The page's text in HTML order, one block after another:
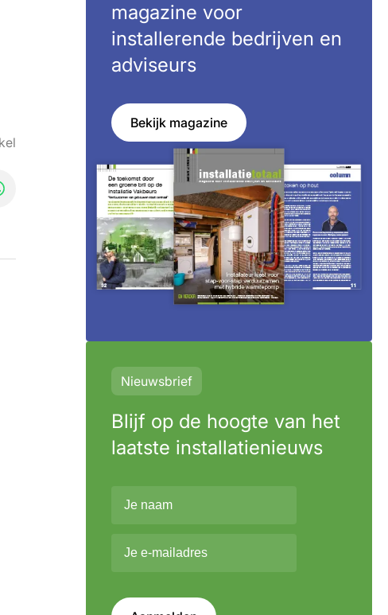
magazine voor
installerende bedrijven en
adviseurs
Bekijk magazine
Nieuwsbrief
Blijf op de hoogte van het
laatste installatienieuws